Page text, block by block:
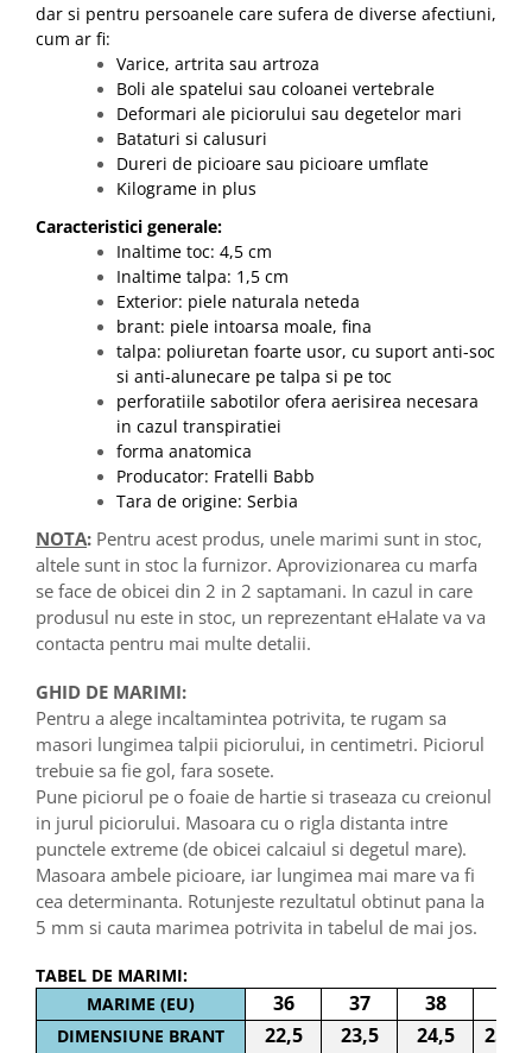
dar si pentru persoanele care sufera de diverse afectiuni,
cum ar fi:
Varice, artrita sau artroza
Boli ale spatelui sau coloanei vertebrale
Deformari ale piciorului sau degetelor mari
Bataturi si calusuri
Dureri de picioare sau picioare umflate
Kilograme in plus
Caracteristici generale:
Inaltime toc: 4,5 cm
Inaltime talpa: 1,5 cm
Exterior: piele naturala neteda
brant: piele intoarsa moale, fina
talpa: poliuretan foarte usor, cu suport anti-soc
si anti-alunecare pe talpa si pe toc
perforatiile sabotilor ofera aerisirea necesara
in cazul transpiratiei
forma anatomica
Producator: Fratelli Babb
Tara de origine: Serbia
NOTA: Pentru acest produs, unele marimi sunt in stoc,
altele sunt in stoc la furnizor. Aprovizionarea cu marfa
se face de obicei din 2 in 2 saptamani. In cazul in care
produsul nu este in stoc, un reprezentant eHalate va va
contacta pentru mai multe detalii.
GHID DE MARIMI:
Pentru a alege incaltamintea potrivita, te rugam sa
masori lungimea talpii piciorului, in centimetri. Piciorul
trebuie sa fie gol, fara sosete.
Pune piciorul pe o foaie de hartie si traseaza cu creionul
in jurul piciorului. Masoara cu o rigla distanta intre
punctele extreme (de obicei calcaiul si degetul mare).
Masoara ambele picioare, iar lungimea mai mare va fi
cea determinanta. Rotunjeste rezultatul obtinut pana la
5 mm si cauta marimea potrivita in tabelul de mai jos.
TABEL DE MARIMI:
MARIME (EU)
36 37 38
DIMENSIUNE BRANT
22,5
23,5
24,5
25